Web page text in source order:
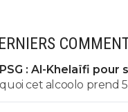
PSG : Al-Khelaïfi pour
c'est son cauchemar
quoi cet alcoolo prend
c'est tous des escrocs